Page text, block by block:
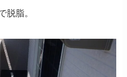
脱脂。